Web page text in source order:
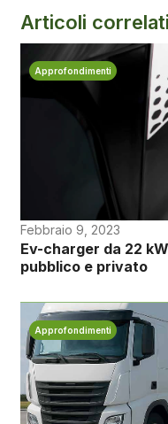
Articoli correlati
Approfondimenti
Febbraio 9, 2023
Ev-charger da 22
pubblico e privato
Approfondimenti